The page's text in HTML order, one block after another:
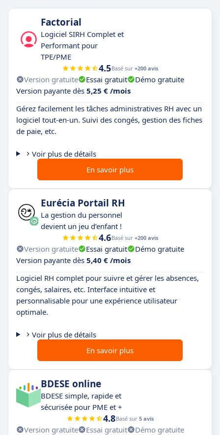
Factorial
Logiciel SIRH Complet et
Performant pour
TPE/PME
4.5Basé sur +200 avis
Version gratuite Essai gratuit
Démo gratuite
Version payante dès 5,25 € /mois
Gérez facilement les tâches administratives RH avec un
logiciel tout-en-un. Suivi des congés, gestion des fiches
de paie, etc.
Voir plus de détails
En savoir plus
Eurécia Portail RH
La gestion du personnel
devient un jeu d’enfant !
4.6Basé sur +200 avis
Version gratuite Essai gratuit
Démo gratuite
Version payante dès 5,40 € /mois
Logiciel RH complet pour suivre et gérer les absences,
congés, salaires, etc. Interface intuitive et
personnalisable pour une expérience utilisateur
optimale.
Voir plus de détails
En savoir plus
BDESE online
BDESE simple, rapide et
sécurisée pour PME et +
4.8Basé sur 5 avis
Version gratuite Essai gratuit
Démo gratuite